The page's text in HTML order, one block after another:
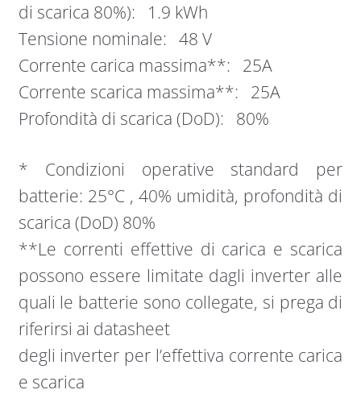
di scarica 80%): 1.9 kWh
Tensione nominale: 48 V
Corrente carica massima**: 25A
Corrente scarica massima**: 25A
Profondità di scarica (DoD): 80%
* Condizioni operative standard per
batterie: 25°C , 40% umidità, profondità di
scarica (DoD) 80%
**Le correnti effettive di carica e scarica
possono essere limitate dagli inverter alle
quali le batterie sono collegate, si prega di
riferirsi ai datasheet
degli inverter per l’effettiva corrente carica
e scarica